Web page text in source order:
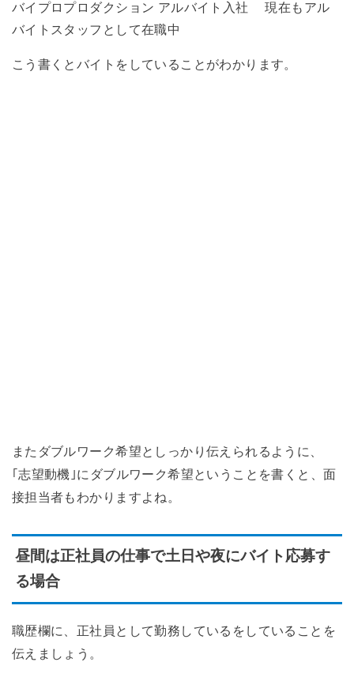
バイプロプロダクション アルバイト入社 現在もアル
バイトスタッフとして在職中
こう書くとバイトをしていることがわかります。
またダブルワーク希望としっかり伝えられるように、
｢志望動機｣にダブルワーク希望ということを書くと、面
接担当者もわかりますよね。
昼間は正社員の仕事で土日や夜にバイト応募す
る場合
職歴欄に、正社員として勤務しているをしていることを
伝えましょう。